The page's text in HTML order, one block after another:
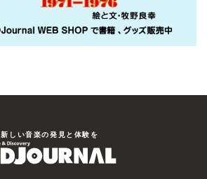
新しい⾳楽の発⾒と体験を